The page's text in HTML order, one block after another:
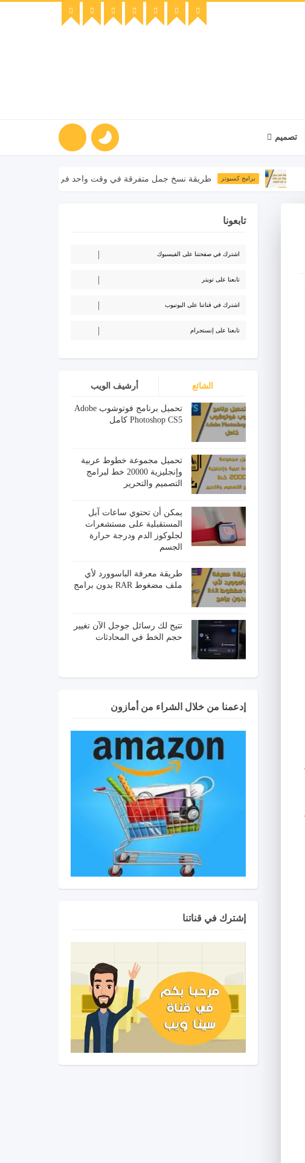
تصميم
برامج كمبيوتر طريقة نسخ جمل متفرقة في وقت واحد في برنامج الوورد
تابعونا
اشترك في صفحتنا على الفيسبوك
تابعنا على تويتر
اشترك في قناتنا على اليوتيوب
تابعنا على إنستجرام
الشائع أرشيف الويب
تحميل برنامج فوتوشوب Adobe
Photoshop CS5 كامل
تحميل مجموعة خطوط عربية
وإنجليزية 20000 خط لبرامج
التصميم والتحرير
يمكن أن تحتوي ساعات آبل
المستقبلية على مستشعرات
لجلوكوز الدم ودرجة حرارة
الجسم
طريقة معرفة الباسوورد لأي
ملف مضغوط RAR بدون برامج
تتيح لك رسائل جوجل الآن تغيير
حجم الخط في المحادثات
إدعمنا من خلال الشراء من أمازون
إشترك في قناتنا